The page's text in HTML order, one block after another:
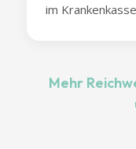
im
Mehr